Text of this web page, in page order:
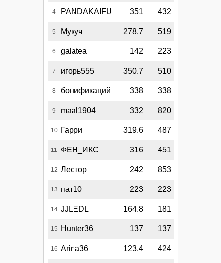
4 PANDAKAIFU 351 432
5 Мукуч 278.7 519
6 galatea 142 223
7 игорь555 350.7 510
8 бонификаций 338 338
9 maal1904 332 820
10 Гарри 319.6 487
11 ФЕН_ИКС 316 451
12 Лестор 242 853
13 пат10 223 223
14 JJLEDL 164.8 181
15 Hunter36 137 137
16 Arina36 123.4 424